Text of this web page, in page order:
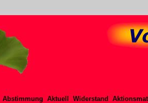
Abstimmung Aktuell Widerstand